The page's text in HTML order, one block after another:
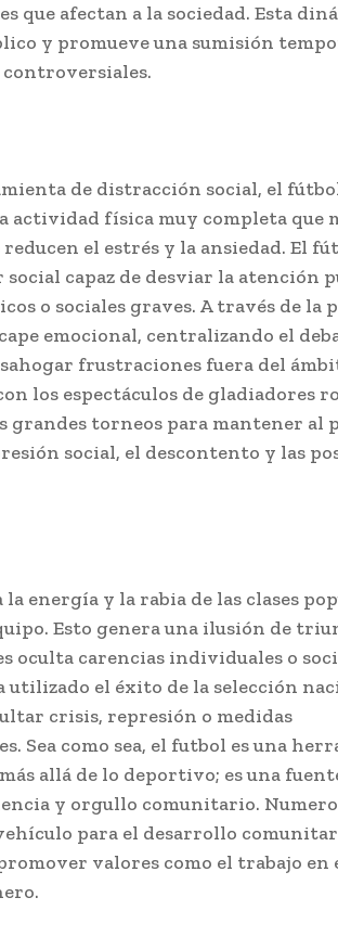
que afectan a la sociedad. Esta
y promueve una sumisión
controversiales.
de distracción social, el
actividad física muy completa que
el estrés y la ansiedad. El
capaz de desviar la atención
o sociales graves. A través de la
emocional, centralizando el
frustraciones fuera del
los espectáculos de gladiadores
torneos para mantener al
social, el descontento y las
energía y la rabia de las clases
Esto genera una ilusión de
oculta carencias individuales o
el éxito de la selección
crisis, represión o medidas
Sea como sea, el futbol es una
allá de lo deportivo; es una
y orgullo comunitario.
para el desarrollo
valores como el trabajo en